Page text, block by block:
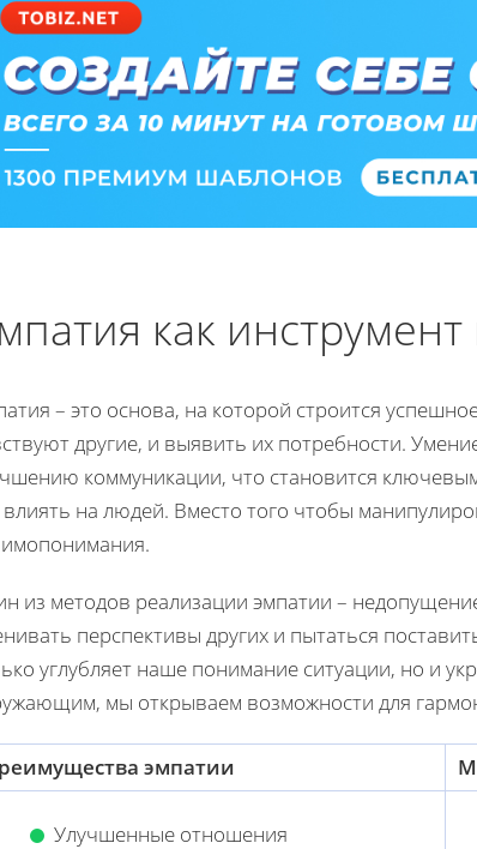
как
– это основа, на которой строится
другие, и выявить их потребности.
коммуникации, что становится
влиять на людей. Вместо того чтобы
из методов реализации эмпатии –
перспективы других и пытаться
углубляет наше понимание ситуации, но и
мы открываем возможности для
эмпатии
Улучшенные отношения